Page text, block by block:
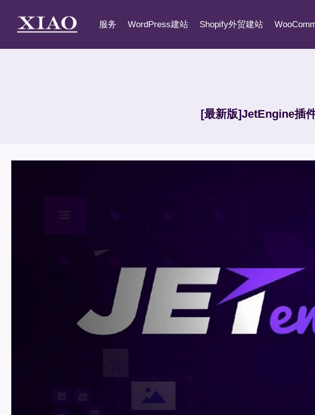
容
服务 WordPress建站 Shopify外贸建站
[最新版]JetEngine插